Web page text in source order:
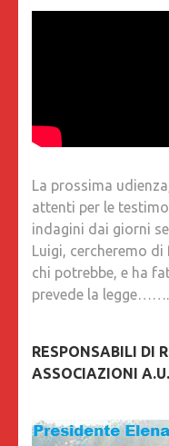
La prossima
attenti per le
indagini dai giorni
Luigi, cercheremo
chi potrebbe, e ha
prevede la legge…….
RESPONSABILI DI
ASSOCIAZIONI